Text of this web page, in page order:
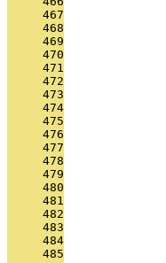
     467
     468
     469
     470
     471
     472
     473
     474
     475
     476
     477
     478
     479
     480
     481
     482
     483
     484
     485